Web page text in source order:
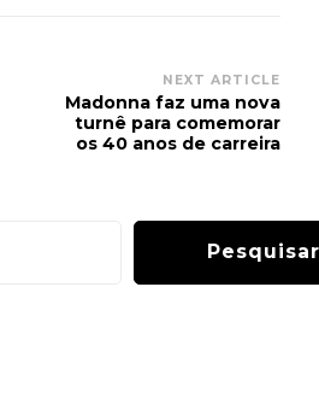
NEXT ARTICLE
Madonna faz uma nova
turnê para comemorar
os 40 anos de carreira
Pesquisar